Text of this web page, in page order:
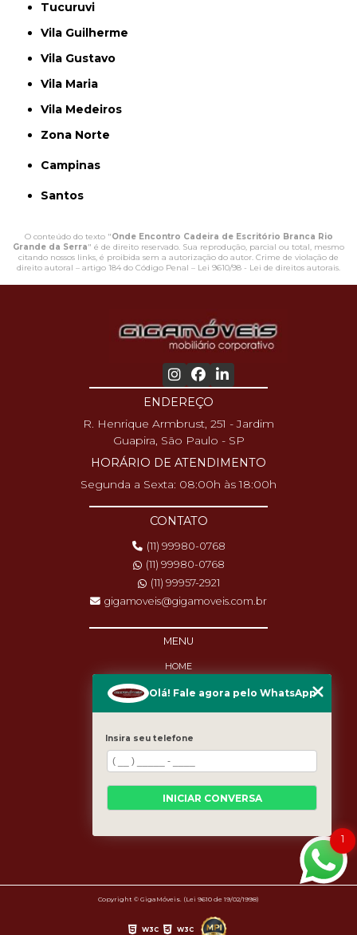
Tucuruvi
Vila Guilherme
Vila Gustavo
Vila Maria
Vila Medeiros
Zona Norte
Campinas
Santos
O conteúdo do texto "Onde Encontro Cadeira de Escritório Branca Rio
Grande da Serra" é de direito reservado. Sua reprodução, parcial ou total, mesmo
citando nossos links, é proibida sem a autorização do autor. Crime de violação de
direito autoral – artigo 184 do Código Penal – Lei 9610/98 - Lei de direitos autorais.
ENDEREÇO
R. Henrique Armbrust, 251 - Jardim
Guapira, São Paulo - SP
HORÁRIO DE ATENDIMENTO
Segunda a Sexta: 08:00h às 18:00h
CONTATO
(11) 99980-0768
(11) 99980-0768
(11) 99957-2921
gigamoveis@gigamoveis.com.br
MENU
HOME
PRODUTOS
MANUTENÇÃO
CASES
MAPA DO SITE
Copyright © GigaMóveis. (Lei 9610 de 19/02/1998)
W3C W3C
1
Olá! Fale agora pelo WhatsApp
Insira seu telefone
INICIAR CONVERSA